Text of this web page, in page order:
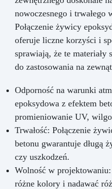
nowoczesnego i trwałego
Połączenie żywicy
oferuje liczne korzyści i
sprawiają, że te materiały
do zastosowania na
Odporność na warunki
epoksydowa z efektem
promieniowanie UV,
Trwałość: Połączenie
betonu gwarantuje długą
czy uszkodzeń.
Wolność w
różne kolory i nadawać